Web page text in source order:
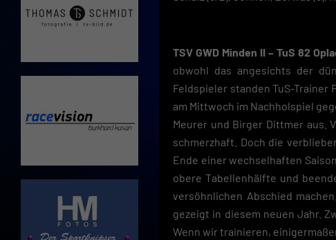
TSV GWD Minden II – TuS 82
obwohl das angesichts der
Feldspieler standen TuS-Trainer
am Mittwoch im Nachholspiel
Meurer und Birger Dittmer aus.
schmerzhaft. Doch die
Ende einer wechselhaften
obere Tabellenhälfte und
versöhnlichen Abschied
gezeigt in diesem neuen Jahr.
Wenn wir trainieren,
möchtest,
lassen und
Speichern
Essenzielle
Funktion